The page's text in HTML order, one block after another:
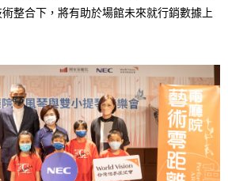
整合下，將有助於場館未來就行銷數據上